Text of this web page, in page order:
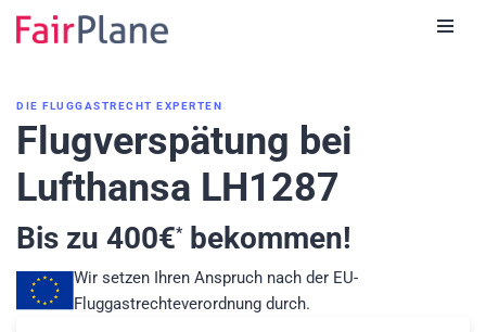
DIE FLUGGASTRECHT EXPERTEN
Flugverspätung bei
Lufthansa LH1287
Bis zu 400€*bekommen!
Wir setzen Ihren Anspruch nach der EU-
Fluggastrechteverordnung durch.